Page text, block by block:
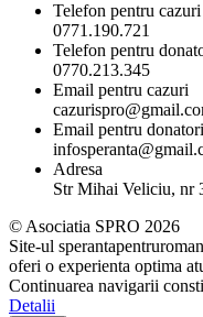
Telefon pentru cazuri
0771.190.721
Telefon pentru
0770.213.345
Email pentru cazuri
Email pentru donatori
Adresa
Str Mihai Veliciu, nr
© Asociatia SPRO 2026
Site-ul
oferi o experienta optima
Continuarea navigarii
Detalii